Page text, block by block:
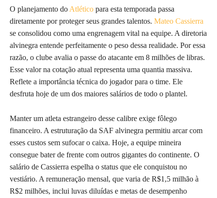
O planejamento do Atlético para esta temporada passa
diretamente por proteger seus grandes talentos. Mateo Cassierra
se consolidou como uma engrenagem vital na equipe. A diretoria
alvinegra entende perfeitamente o peso dessa realidade. Por essa
razão, o clube avalia o passe do atacante em 8 milhões de libras.
Esse valor na cotação atual representa uma quantia massiva.
Reflete a importância técnica do jogador para o time. Ele
desfruta hoje de um dos maiores salários de todo o plantel.
Manter um atleta estrangeiro desse calibre exige fôlego
financeiro. A estruturação da SAF alvinegra permitiu arcar com
esses custos sem sufocar o caixa. Hoje, a equipe mineira
consegue bater de frente com outros gigantes do continente. O
salário de Cassierra espelha o status que ele conquistou no
vestiário. A remuneração mensal, que varia de R$1,5 milhão à
R$2 milhões, inclui luvas diluídas e metas de desempenho